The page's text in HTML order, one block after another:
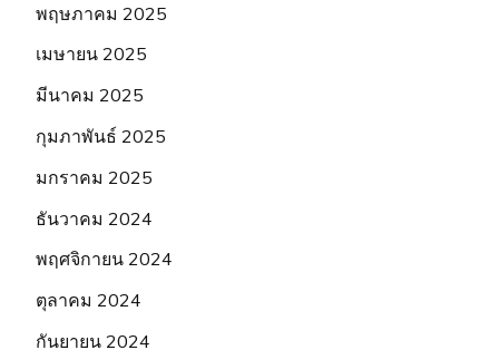
พฤษภาคม 2025
เมษายน 2025
มีนาคม 2025
กุมภาพันธ์ 2025
มกราคม 2025
ธันวาคม 2024
พฤศจิกายน 2024
ตุลาคม 2024
กันยายน 2024